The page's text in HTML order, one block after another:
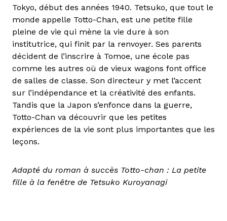
Tokyo, début des années 1940. Tetsuko, que tout le
monde appelle Totto-Chan, est une petite fille
pleine de vie qui mène la vie dure à son
institutrice, qui finit par la renvoyer. Ses parents
décident de l’inscrire à Tomoe, une école pas
comme les autres où de vieux wagons font office
de salles de classe. Son directeur y met l’accent
sur l’indépendance et la créativité des enfants.
Tandis que la Japon s’enfonce dans la guerre,
Totto-Chan va découvrir que les petites
expériences de la vie sont plus importantes que les
leçons.
Adapté du roman à succès Totto-chan : La petite
fille à la fenêtre de Tetsuko Kuroyanagi